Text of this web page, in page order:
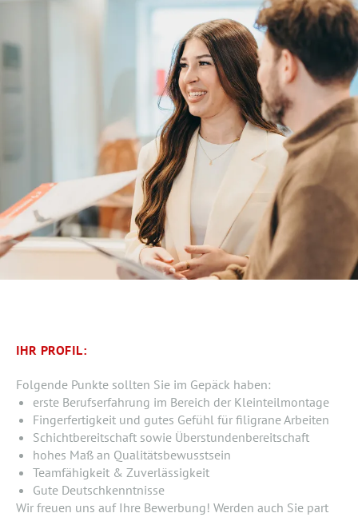
IHR PROFIL:
Folgende Punkte sollten Sie im Gepäck haben:
erste Berufserfahrung im Bereich der Kleinteilmontage
Fingerfertigkeit und gutes Gefühl für filigrane Arbeiten
Schichtbereitschaft sowie Überstundenbereitschaft
hohes Maß an Qualitätsbewusstsein
Teamfähigkeit & Zuverlässigkeit
Gute Deutschkenntnisse
Wir freuen uns auf Ihre Bewerbung! Werden auch Sie part